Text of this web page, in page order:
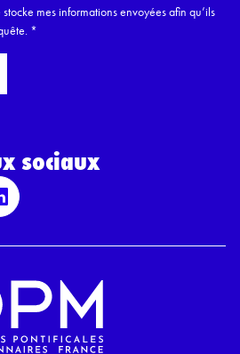
mes informations envoyées afin qu’ils
*
sociaux